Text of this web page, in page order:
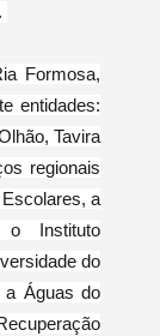
Formosa,
entidades:
Tavira
regionais
a
o Instituto
do
a Águas do